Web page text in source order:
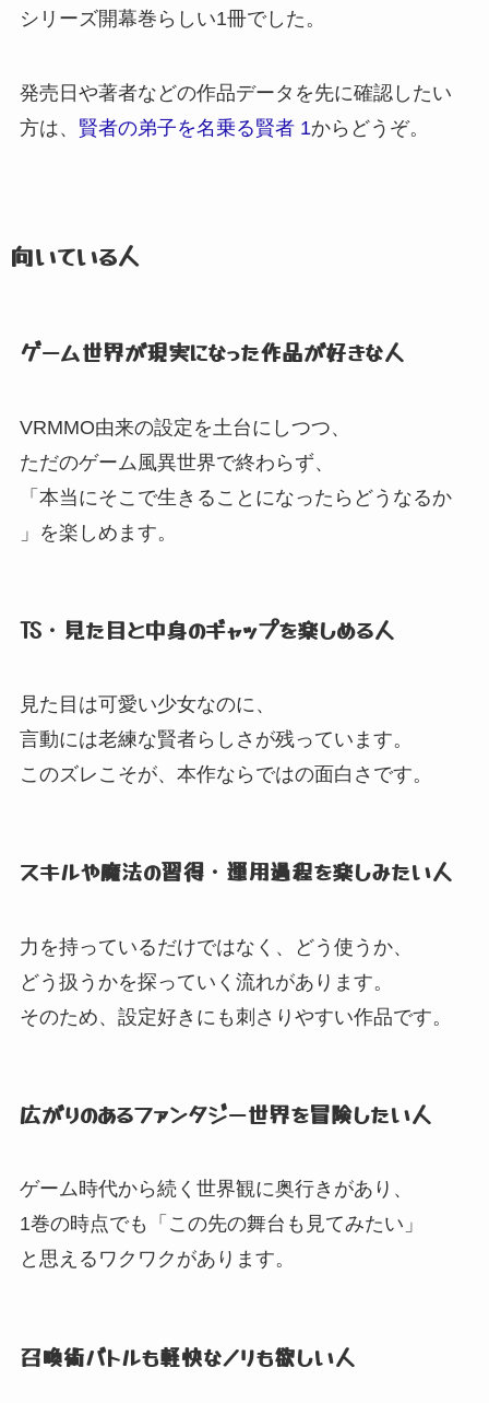
シリーズ開幕巻らしい1冊でした。
発売日や著者などの作品データを先に確認したい
方は、 賢者の弟子を名乗る賢者 1からどうぞ。
向いている人
ゲーム世界が現実になった作品が好きな人
VRMMO由来の設定を土台にしつつ、
ただのゲーム風異世界で終わらず、
「本当にそこで生きることになったらどうなるか
」 を楽しめます。
TS・見た目と中身のギャップを楽しめる人
見た目は可愛い少女なのに、
言動には老練な賢者らしさが残っています。
このズレこそが、 本作ならではの面白さです。
スキルや魔法の習得・運用過程を楽しみたい人
力を持っているだけではなく、
どう使うか、
どう扱うかを探っていく流れがあります。
そのため、 設定好きにも刺さりやすい作品です。
広がりのあるファンタジー世界を冒険したい人
ゲーム時代から続く世界観に奥行きがあり、
1巻の時点でも「この先の舞台も見てみたい」
と思えるワクワクがあります。
召喚術バトルも軽快なノリも欲しい人